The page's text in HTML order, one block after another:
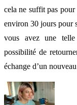
cela ne suffit pas
environ 30 jours pour
vous avez une
possibilité de
échange d’un